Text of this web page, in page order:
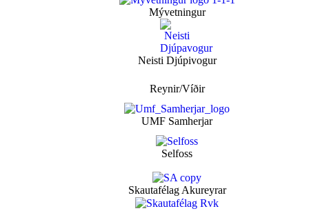
Mývetningur
Neisti Djúpivogur
Reynir/Víðir
UMF Samherjar
Selfoss
Skautafélag Akureyrar